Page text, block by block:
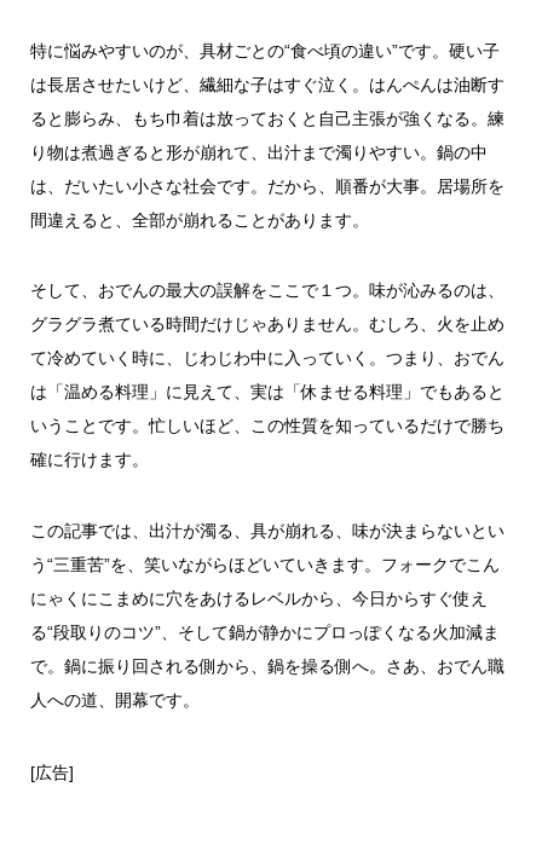
特に悩みやすいのが、具材ごとの“食べ頃の違い”です。硬い子
は長居させたいけど、繊細な子はすぐ泣く。はんぺんは油断す
ると膨らみ、もち巾着は放っておくと自己主張が強くなる。練
り物は煮過ぎると形が崩れて、出汁まで濁りやすい。鍋の中
は、だいたい小さな社会です。だから、順番が大事。居場所を
間違えると、全部が崩れることがあります。
そして、おでんの最大の誤解をここで１つ。味が沁みるのは、
グラグラ煮ている時間だけじゃありません。むしろ、火を止め
て冷めていく時に、じわじわ中に入っていく。つまり、おでん
は「温める料理」に見えて、実は「休ませる料理」でもあると
いうことです。忙しいほど、この性質を知っているだけで勝ち
確に行けます。
この記事では、出汁が濁る、具が崩れる、味が決まらないとい
う“三重苦”を、笑いながらほどいていきます。フォークでこん
にゃくにこまめに穴をあけるレベルから、今日からすぐ使え
る“段取りのコツ”、そして鍋が静かにプロっぽくなる火加減ま
で。鍋に振り回される側から、鍋を操る側へ。さあ、おでん職
人への道、開幕です。
[広告]